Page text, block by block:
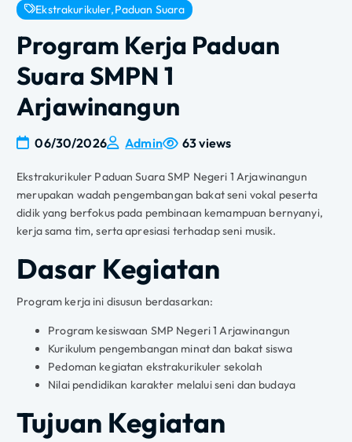
Ekstrakurikuler,Paduan Suara
Program Kerja Paduan
Suara SMPN 1
Arjawinangun
06/30/2026 Admin 63 views
Ekstrakurikuler Paduan Suara SMP Negeri 1 Arjawinangun
merupakan wadah pengembangan bakat seni vokal peserta
didik yang berfokus pada pembinaan kemampuan bernyanyi,
kerja sama tim, serta apresiasi terhadap seni musik.
Dasar Kegiatan
Program kerja ini disusun berdasarkan:
Program kesiswaan SMP Negeri 1 Arjawinangun
Kurikulum pengembangan minat dan bakat siswa
Pedoman kegiatan ekstrakurikuler sekolah
Nilai pendidikan karakter melalui seni dan budaya
Tujuan Kegiatan